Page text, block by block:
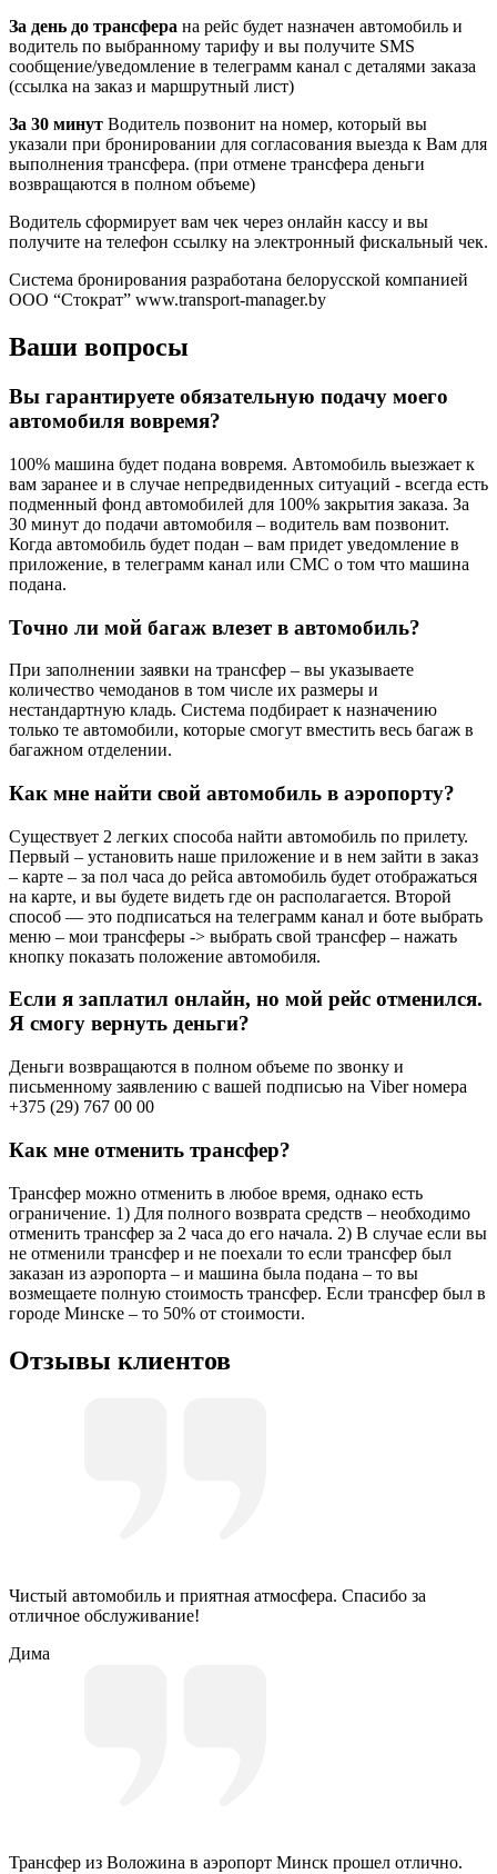
За день до трансфера на рейс будет назначен автомобиль и
водитель по выбранному тарифу и вы получите SMS
сообщение/уведомление в телеграмм канал с деталями заказа
(ссылка на заказ и маршрутный лист)
За 30 минут Водитель позвонит на номер, который вы
указали при бронировании для согласования выезда к Вам для
выполнения трансфера. (при отмене трансфера деньги
возвращаются в полном объеме)
Водитель сформирует вам чек через онлайн кассу и вы
получите на телефон ссылку на электронный фискальный чек.
Система бронирования разработана белорусской компанией
ООО “Стократ” www.transport-manager.by
Ваши вопросы
Вы гарантируете обязательную подачу моего
автомобиля вовремя?
100% машина будет подана вовремя. Автомобиль выезжает к
вам заранее и в случае непредвиденных ситуаций - всегда есть
подменный фонд автомобилей для 100% закрытия заказа. За
30 минут до подачи автомобиля – водитель вам позвонит.
Когда автомобиль будет подан – вам придет уведомление в
приложение, в телеграмм канал или СМС о том что машина
подана.
Точно ли мой багаж влезет в автомобиль?
При заполнении заявки на трансфер – вы указываете
количество чемоданов в том числе их размеры и
нестандартную кладь. Система подбирает к назначению
только те автомобили, которые смогут вместить весь багаж в
багажном отделении.
Как мне найти свой автомобиль в аэропорту?
Существует 2 легких способа найти автомобиль по прилету.
Первый – установить наше приложение и в нем зайти в заказ
– карте – за пол часа до рейса автомобиль будет отображаться
на карте, и вы будете видеть где он располагается. Второй
способ — это подписаться на телеграмм канал и боте выбрать
меню – мои трансферы -> выбрать свой трансфер – нажать
кнопку показать положение автомобиля.
Если я заплатил онлайн, но мой рейс отменился.
Я смогу вернуть деньги?
Деньги возвращаются в полном объеме по звонку и
письменному заявлению с вашей подписью на Viber номера
+375 (29) 767 00 00
Как мне отменить трансфер?
Трансфер можно отменить в любое время, однако есть
ограничение. 1) Для полного возврата средств – необходимо
отменить трансфер за 2 часа до его начала. 2) В случае если вы
не отменили трансфер и не поехали то если трансфер был
заказан из аэропорта – и машина была подана – то вы
возмещаете полную стоимость трансфер. Если трансфер был в
городе Минске – то 50% от стоимости.
Отзывы клиентов
Чистый автомобиль и приятная атмосфера. Спасибо за
отличное обслуживание!
Дима
Трансфер из Воложина в аэропорт Минск прошел отлично.